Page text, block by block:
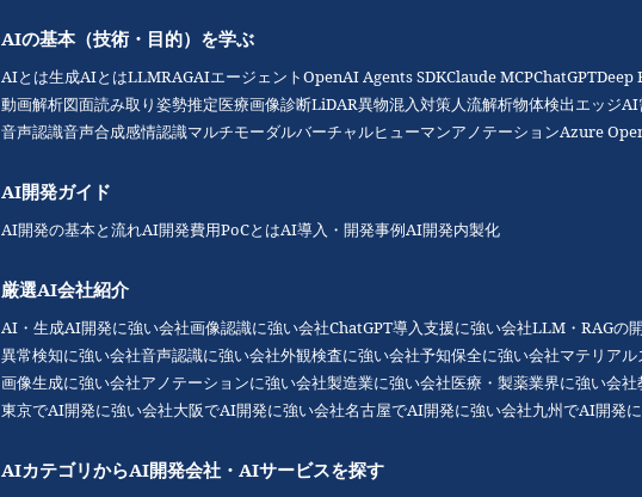
AIの基本（技術・目的）を学ぶ
AIとは生成AIとはLLMRAGAIエージェントOpenAI Agents SDKClaude MCPChatGPTDeep
動画解析図面読み取り姿勢推定医療画像診断LiDAR異物混入対策人流解析物体検出エッジAI
音声認識音声合成感情認識マルチモーダルバーチャルヒューマンアノテーションAzure
AI開発ガイド
AI開発の基本と流れAI開発費用PoCとはAI導入・開発事例AI開発内製化
厳選AI会社紹介
AI・生成AI開発に強い会社画像認識に強い会社ChatGPT導入支援に強い会社LLM・RAGの
異常検知に強い会社音声認識に強い会社外観検査に強い会社予知保全に強い会社マテリア
画像生成に強い会社アノテーションに強い会社製造業に強い会社医療・製薬業界に強い会社
東京でAI開発に強い会社大阪でAI開発に強い会社名古屋でAI開発に強い会社九州でAI開発
AIカテゴリからAI開発会社・AIサービスを探す